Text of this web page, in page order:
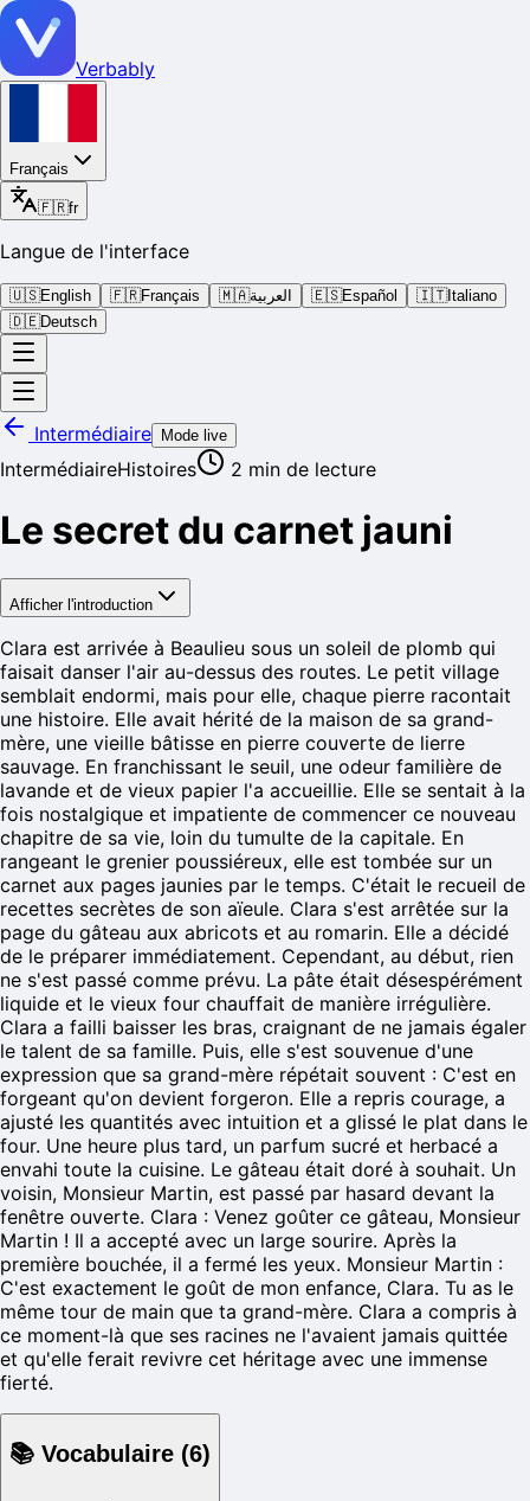
Verbably
Français
🇫🇷fr
Langue de l'interface
🇺🇸English 🇫🇷Français 🇲🇦العربية 🇪🇸Español 🇮🇹Italiano
🇩🇪Deutsch
Intermédiaire Mode live
IntermédiaireHistoires 2 min de lecture
Le secret du carnet jauni
Afficher l'introduction
Clara est arrivée à Beaulieu sous un soleil de plomb qui
faisait danser l'air au-dessus des routes. Le petit village
semblait endormi, mais pour elle, chaque pierre racontait
une histoire. Elle avait hérité de la maison de sa grand-
mère, une vieille bâtisse en pierre couverte de lierre
sauvage. En franchissant le seuil, une odeur familière de
lavande et de vieux papier l'a accueillie. Elle se sentait à la
fois nostalgique et impatiente de commencer ce nouveau
chapitre de sa vie, loin du tumulte de la capitale. En
rangeant le grenier poussiéreux, elle est tombée sur un
carnet aux pages jaunies par le temps. C'était le recueil de
recettes secrètes de son aïeule. Clara s'est arrêtée sur la
page du gâteau aux abricots et au romarin. Elle a décidé
de le préparer immédiatement. Cependant, au début, rien
ne s'est passé comme prévu. La pâte était désespérément
liquide et le vieux four chauffait de manière irrégulière.
Clara a failli baisser les bras, craignant de ne jamais égaler
le talent de sa famille. Puis, elle s'est souvenue d'une
expression que sa grand-mère répétait souvent : C'est en
forgeant qu'on devient forgeron. Elle a repris courage, a
ajusté les quantités avec intuition et a glissé le plat dans le
four. Une heure plus tard, un parfum sucré et herbacé a
envahi toute la cuisine. Le gâteau était doré à souhait. Un
voisin, Monsieur Martin, est passé par hasard devant la
fenêtre ouverte. Clara : Venez goûter ce gâteau, Monsieur
Martin ! Il a accepté avec un large sourire. Après la
première bouchée, il a fermé les yeux. Monsieur Martin :
C'est exactement le goût de mon enfance, Clara. Tu as le
même tour de main que ta grand-mère. Clara a compris à
ce moment-là que ses racines ne l'avaient jamais quittée
et qu'elle ferait revivre cet héritage avec une immense
fierté.
📚 Vocabulaire (6)